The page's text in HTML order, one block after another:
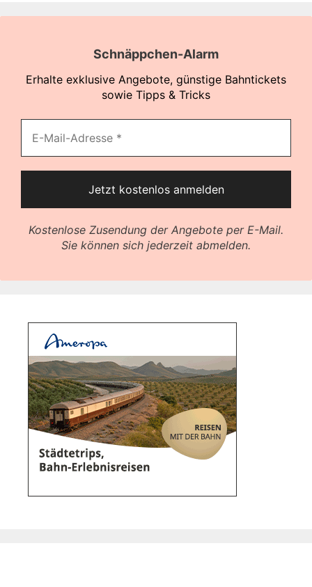
Schnäppchen-Alarm
Erhalte exklusive Angebote, günstige Bahntickets
sowie Tipps & Tricks
Kostenlose Zusendung der Angebote per E-Mail.
Sie können sich jederzeit abmelden.